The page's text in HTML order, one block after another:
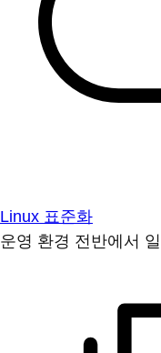
Linux 표준화
운영 환경 전반에서